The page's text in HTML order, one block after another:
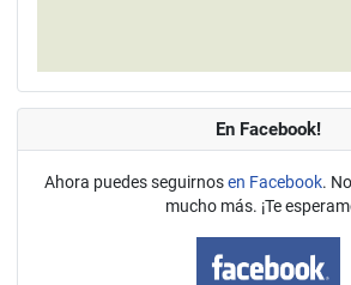
En Facebook!
Ahora puedes seguirnosen Facebook.
mucho más. ¡Te